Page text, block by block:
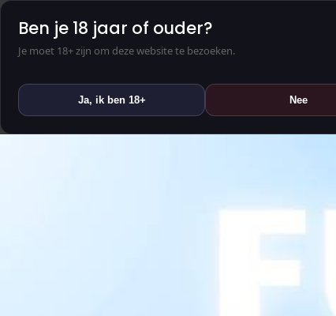
Ben je 18 jaar of ouder?
Je moet 18+ zijn om deze website te bezoeken.
Ja, ik ben 18+ Nee